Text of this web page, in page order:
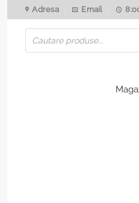
to
content
Adresa Email
Products
search